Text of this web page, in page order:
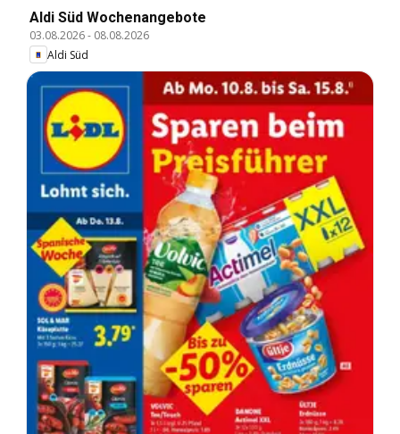
Aldi Süd Wochenangebote
03.08.2026- 08.08.2026
Aldi Süd